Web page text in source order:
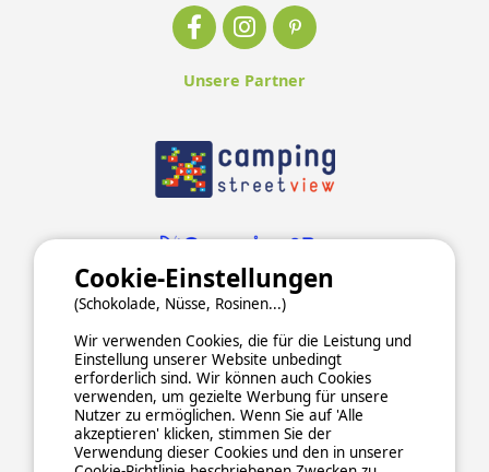
Unsere Partner
ALLGEMEINE NUTZUNGSBEDINGUNGEN
DATENSCHUTZERKLÄRUNGCOOKIESIMPRESSUM
Cookie-Einstellungen
(Schokolade, Nüsse, Rosinen...)
Wir verwenden Cookies, die für die Leistung und
Einstellung unserer Website unbedingt
erforderlich sind. Wir können auch Cookies
verwenden, um gezielte Werbung für unsere
Nutzer zu ermöglichen. Wenn Sie auf 'Alle
akzeptieren' klicken, stimmen Sie der
Verwendung dieser Cookies und den in unserer